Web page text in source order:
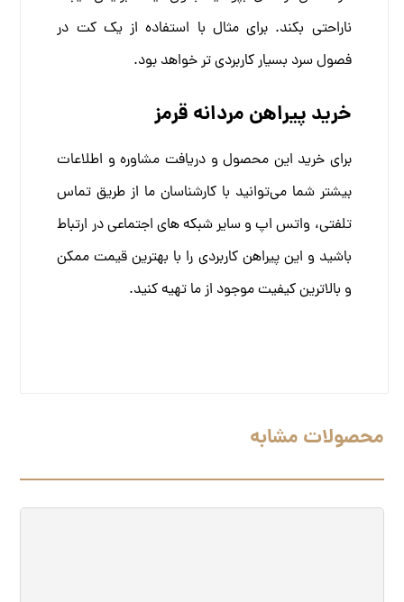
ناراحتی بکند. برای مثال با استفاده از یک کت در
فصول سرد بسیار کاربردی تر خواهد بود.
خرید پیراهن مردانه قرمز
برای خرید این محصول و دریافت مشاوره و اطلاعات
بیشتر شما می‌توانید با کارشناسان ما از طریق تماس
تلفتی، واتس اپ و سایر شبکه های اجتماعی در ارتباط
باشید و این پیراهن کاربردی را با بهترین قیمت ممکن
و بالاترین کیفیت موجود از ما تهیه کنید.
محصولات مشابه